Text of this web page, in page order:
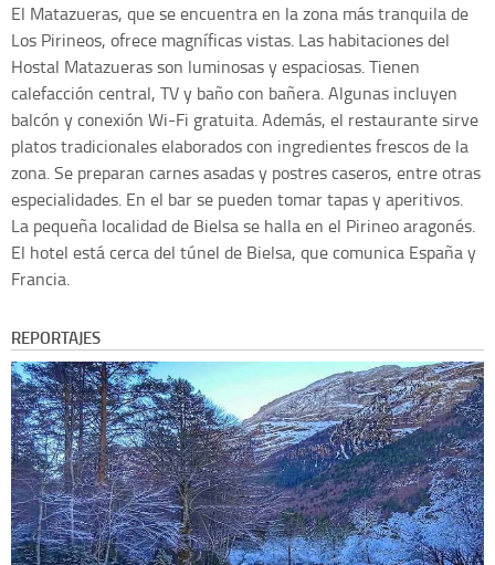
El Matazueras, que se encuentra en la zona más tranquila de
Los Pirineos, ofrece magníficas vistas. Las habitaciones del
Hostal Matazueras son luminosas y espaciosas. Tienen
calefacción central, TV y baño con bañera. Algunas incluyen
balcón y conexión Wi-Fi gratuita. Además, el restaurante sirve
platos tradicionales elaborados con ingredientes frescos de la
zona. Se preparan carnes asadas y postres caseros, entre otras
especialidades. En el bar se pueden tomar tapas y aperitivos.
La pequeña localidad de Bielsa se halla en el Pirineo aragonés.
El hotel está cerca del túnel de Bielsa, que comunica España y
Francia.
REPORTAJES